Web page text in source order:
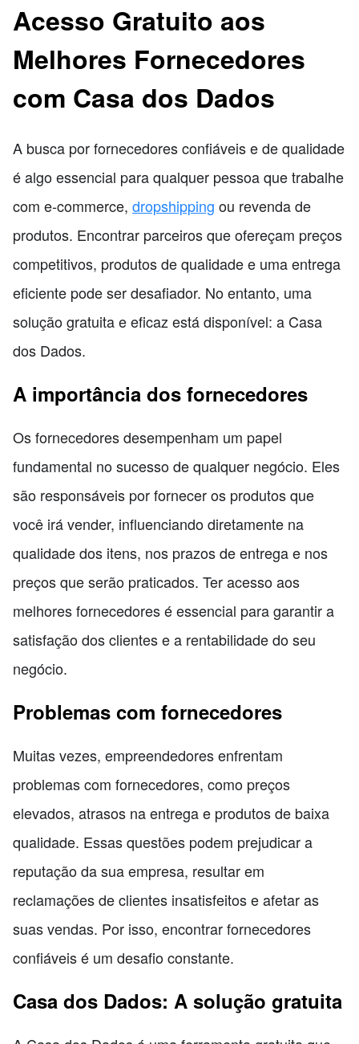
Acesso Gratuito aos
Melhores Fornecedores
com Casa dos Dados
A busca por fornecedores confiáveis e de qualidade
é algo essencial para qualquer pessoa que trabalhe
com e-commerce, dropshipping ou revenda de
produtos. Encontrar parceiros que ofereçam preços
competitivos, produtos de qualidade e uma entrega
eficiente pode ser desafiador. No entanto, uma
solução gratuita e eficaz está disponível: a Casa
dos Dados.
A importância dos fornecedores
Os fornecedores desempenham um papel
fundamental no sucesso de qualquer negócio. Eles
são responsáveis por fornecer os produtos que
você irá vender, influenciando diretamente na
qualidade dos itens, nos prazos de entrega e nos
preços que serão praticados. Ter acesso aos
melhores fornecedores é essencial para garantir a
satisfação dos clientes e a rentabilidade do seu
negócio.
Problemas com fornecedores
Muitas vezes, empreendedores enfrentam
problemas com fornecedores, como preços
elevados, atrasos na entrega e produtos de baixa
qualidade. Essas questões podem prejudicar a
reputação da sua empresa, resultar em
reclamações de clientes insatisfeitos e afetar as
suas vendas. Por isso, encontrar fornecedores
confiáveis é um desafio constante.
Casa dos Dados: A solução gratuita